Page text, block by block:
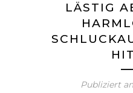
LÄSTIG
Publiziert